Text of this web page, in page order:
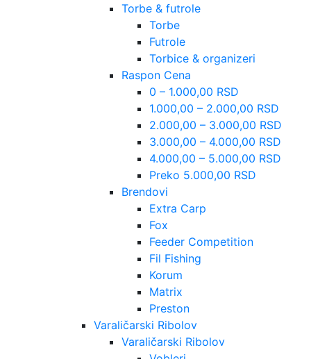
Torbe & futrole
Torbe
Futrole
Torbice & organizeri
Raspon Cena
0 – 1.000,00 RSD
1.000,00 – 2.000,00 RSD
2.000,00 – 3.000,00 RSD
3.000,00 – 4.000,00 RSD
4.000,00 – 5.000,00 RSD
Preko 5.000,00 RSD
Brendovi
Extra Carp
Fox
Feeder Competition
Fil Fishing
Korum
Matrix
Preston
Varaličarski Ribolov
Varaličarski Ribolov